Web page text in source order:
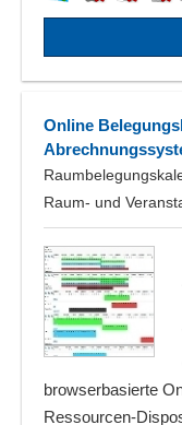
Online
Raum- und
browserbasierte
Ressourcen-